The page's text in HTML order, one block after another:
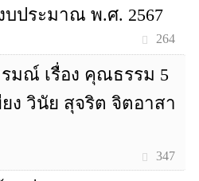
บประมาณ พ.ศ. 2567
264
มณ์ เรื่อง คุณธรรม 5
ง วินัย สุจริต จิตอาสา
347